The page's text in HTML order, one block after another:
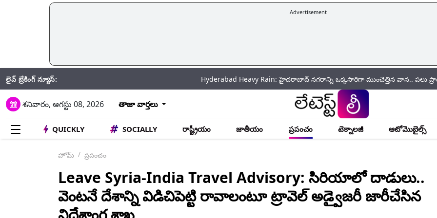
Advertisement
లైవ్ బ్రేకింగ్ న్యూస్: Hyderabad Heavy Rain: హైదరాబాద్‌ నగరాన్ని ఒక్కసారిగా ముంచెత్తిన వాన.. పలు ప్రాంతాల్లో
శనివారం, ఆగస్టు 08, 2026 తాజా వార్తలు
QUICKLY SOCIALLY రాష్ట్రీయం జాతీయం ప్రపంచం టెక్నాలజీ ఆటోమొబైల్స్
హోమ్ ప్రపంచం
Leave Syria-India Travel Advisory: సిరియాలో దాడులు..
వెంటనే దేశాన్ని విడిచిపెట్టి రావాలంటూ ట్రావెల్‌ అడ్వైజరీ జారీచేసిన